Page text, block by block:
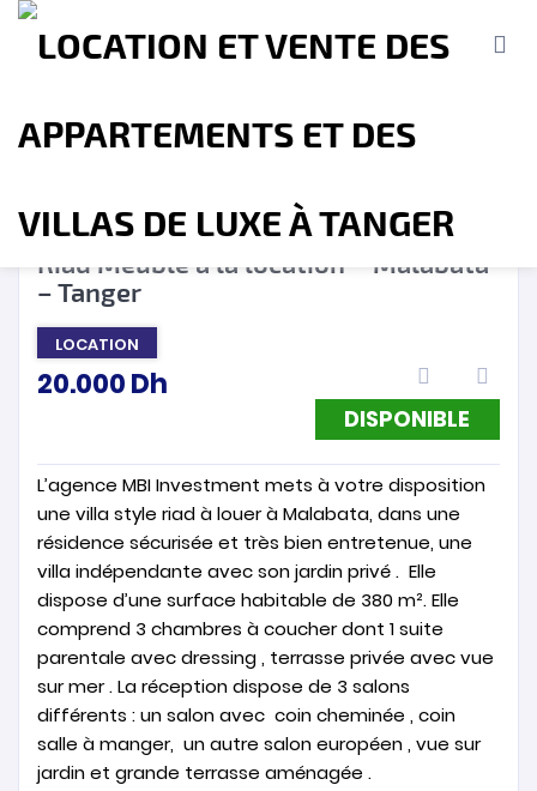
Accueil
Terrains Location de Vacances Contact
❮ ❯
Riad Meublé à la location – Malabata
– Tanger
LOCATION
20.000Dh
DISPONIBLE
L’agence MBI Investment mets à votre disposition
une villa style riad à louer à Malabata, dans une
résidence sécurisée et très bien entretenue, une
villa indépendante avec son jardin privé . Elle
dispose d’une surface habitable de 380 m². Elle
comprend 3 chambres à coucher dont 1 suite
parentale avec dressing , terrasse privée avec vue
sur mer . La réception dispose de 3 salons
différents : un salon avec coin cheminée , coin
salle à manger, un autre salon européen , vue sur
jardin et grande terrasse aménagée .